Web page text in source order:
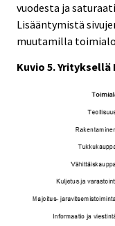
vuodesta ja
Lisääntymistä
muutamilla
Kuvio 5.